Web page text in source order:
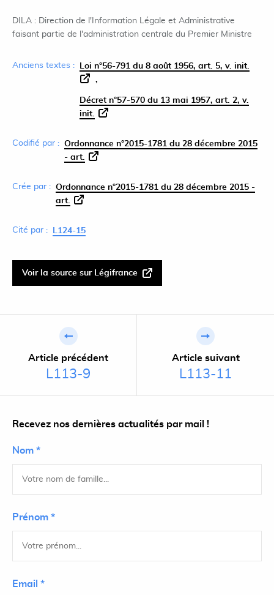
DILA : Direction de l'Information Légale et Administrative
faisant partie de l'administration centrale du Premier Ministre
Anciens textes : Loi n°56-791 du 8 août 1956, art. 5, v. init.
Décret n°57-570 du 13 mai 1957, art. 2, v.
init.
Codifié par : Ordonnance n°2015-1781 du 28 décembre 2015
- art.
Crée par : Ordonnance n°2015-1781 du 28 décembre 2015 -
art.
Cité par : L124-15
Voir la source sur Légifrance
Article précédent
L113-9
Article suivant
L113-11
Recevez nos dernières actualités par mail !
Nom *
Prénom *
Email *